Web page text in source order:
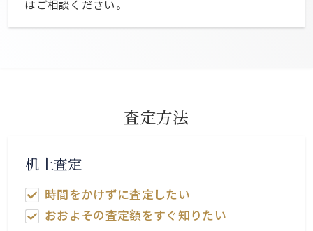
はご相談ください。
査定方法
机上査定
時間をかけずに査定したい
おおよその査定額をすぐ知りたい